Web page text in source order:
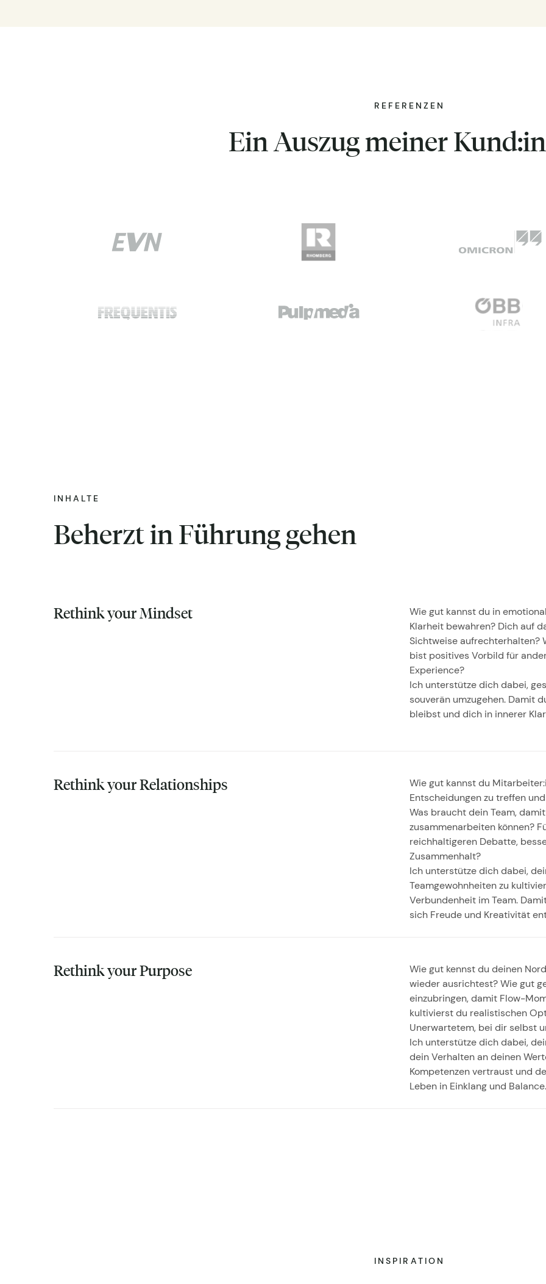
REFERENZEN
Ein Auszug meiner
INHALTE
Beherzt in Führung gehen
Rethink your Mindset
Wie gut kannst du in
Klarheit bewahren? Dich auf
Sichtweise aufrechterhalten?
bist positives Vorbild für
Experience?
Ich unterstütze dich dabei,
souverän umzugehen. Damit
bleibst und dich in innerer
Rethink your Relationships
Wie gut kannst du
Entscheidungen zu treffen
Was braucht dein Team,
zusammenarbeiten können?
reichhaltigeren Debatte,
Zusammenhalt?
Ich unterstütze dich dabei,
Teamgewohnheiten zu
Verbundenheit im Team.
sich Freude und Kreativität
Rethink your Purpose
Wie gut kennst du deinen
wieder ausrichtest? Wie gut
einzubringen, damit Flow-
kultivierst du realistischen
Unerwartetem, bei dir selbst
Ich unterstütze dich dabei,
dein Verhalten an deinen
Kompetenzen vertraust und
Leben in Einklang und Balance.
INSPIRATION